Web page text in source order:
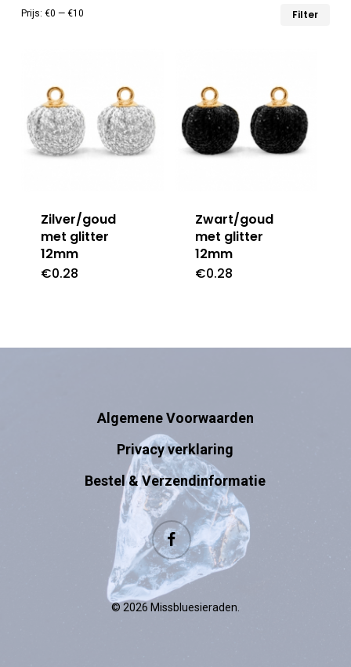
Filter
Prijs: €0 — €10
Zilver/goud
met glitter
12mm
€0.28
Zwart/goud
met glitter
12mm
€0.28
Algemene Voorwaarden
Privacy verklaring
Bestel & Verzendinformatie
facebook
© 2026 Missbluesieraden.